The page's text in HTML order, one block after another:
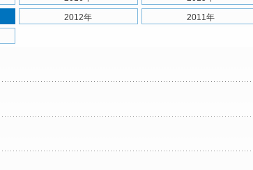
2012年
2011年